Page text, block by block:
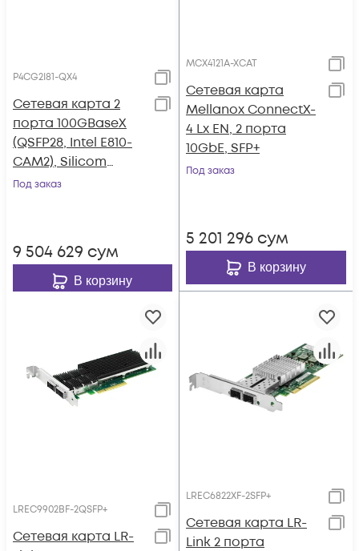
P4CG2I81-QX4
Сетевая карта 2
порта 100GBaseX
(QSFP28, Intel E810-
CAM2), Silicom
P4CG2I81-QX4
Под заказ
9 504 629 сум
В корзину
MCX4121A-XCAT
Сетевая карта
Mellanox ConnectX-
4 Lx EN, 2 порта
10GbE, SFP+
Под заказ
5 201 296 сум
В корзину
LREC9902BF-2QSFP+
Сетевая карта LR-
LREC6822XF-2SFP+
Сетевая карта LR-
Link 2 порта